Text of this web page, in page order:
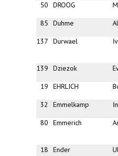
50 DROOG
85 Duhme
137 Durwael
139 Dziezok
19 EHRLICH
32 Emmelkamp
80 Emmerich
18 Ender